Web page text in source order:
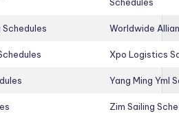
Schedules Worldwide
Xpo Logistics
Yang Ming Yml
Zim Sailing